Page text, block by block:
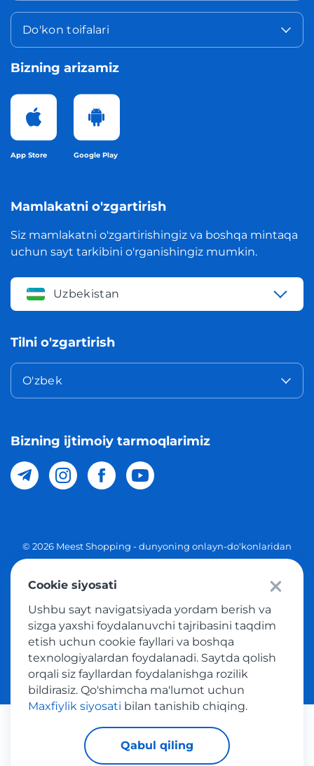
Do'kon toifalari
Bizning arizamiz
App Store Google Play
Mamlakatni o'zgartirish
Siz mamlakatni o'zgartirishingiz va boshqa mintaqa
uchun sayt tarkibini o'rganishingiz mumkin.
Uzbekistan
Tilni o'zgartirish
O'zbek
Bizning ijtimoiy tarmoqlarimiz
© 2026 Meest Shopping - dunyoning onlayn-do'konlaridan
Ommaviy taklif
Tovar sotib olish xizmatidan foydalanish shartlari
Cookie siyosati
Ushbu sayt navigatsiyada yordam berish va
sizga yaxshi foydalanuvchi tajribasini taqdim
etish uchun cookie fayllari va boshqa
texnologiyalardan foydalanadi. Saytda qolish
orqali siz fayllardan foydalanishga rozilik
bildirasiz. Qo'shimcha ma'lumot uchun
Maxfiylik siyosati bilan tanishib chiqing.
Qabul qiling